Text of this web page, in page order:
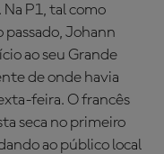
Na P1, tal como
Johann
ao seu Grande
de onde havia
feira. O francês
seca no primeiro
ao público local